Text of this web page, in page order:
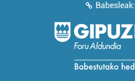
Babesleak: